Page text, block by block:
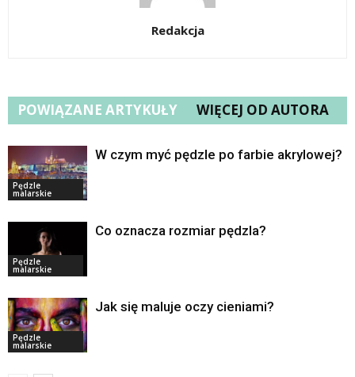
Redakcja
POWIĄZANE ARTYKUŁY WIĘCEJ OD AUTORA
Pędzle
malarskie
W czym myć pędzle po farbie akrylowej?
Pędzle
malarskie
Co oznacza rozmiar pędzla?
Pędzle
malarskie
Jak się maluje oczy cieniami?